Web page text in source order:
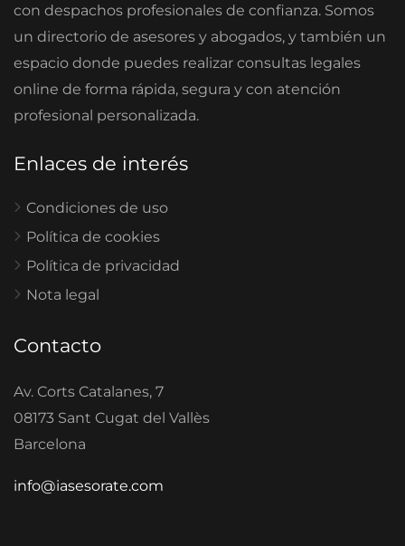
con despachos profesionales de confianza. Somos
un directorio de asesores y abogados, y también un
espacio donde puedes realizar consultas legales
online de forma rápida, segura y con atención
profesional personalizada.
Enlaces de interés
Condiciones de uso
Política de cookies
Política de privacidad
Nota legal
Contacto
Av. Corts Catalanes, 7
08173 Sant Cugat del Vallès
Barcelona
info@iasesorate.com